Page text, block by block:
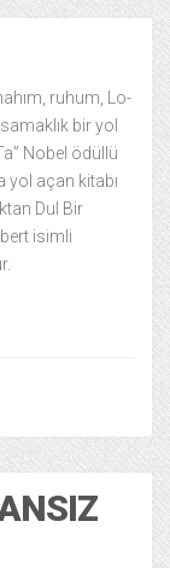
ruhum, Lo-
bir yol
Nobel ödüllü
yol açan kitabı
Dul Bir
isimli